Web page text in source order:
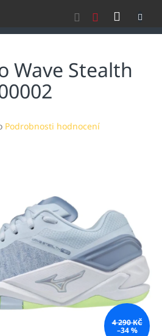
Wave Stealth
Podrobnosti hodnocení
4 290 KČ
–34 %